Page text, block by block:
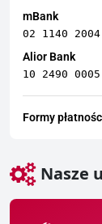
mBank
02 1140
Alior Bank
10 2490
Formy
Nasze